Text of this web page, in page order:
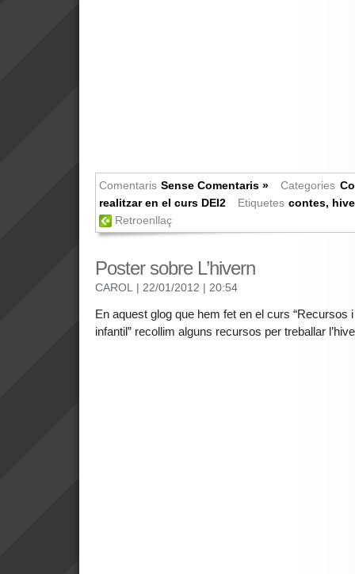
Comentaris Sense Comentaris » Categories
realitzar en el curs DEI2
Etiquetes contes,
Retroenllaç
Poster sobre L’hivern
CAROL | 22/01/2012 | 20:54
En aquest glog que hem fet en el curs “Recursos
infantil” recollim alguns recursos per treballar